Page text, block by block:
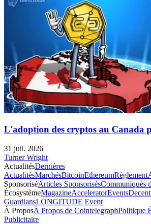
L'adoption des cryptos au Canada
31 juil. 2026
Turner Wright
ActualitésDernières
ActualitésMarchésBitcoinEthereumRèglement
SponsoriséArticles SponsorisésCommuniqués
ÉcosystèmeMagazineAcceleratorEvents
GuardiansLONGITUDE Event
À ProposÀ Propos de CointelegraphPolitique
Publicitaire